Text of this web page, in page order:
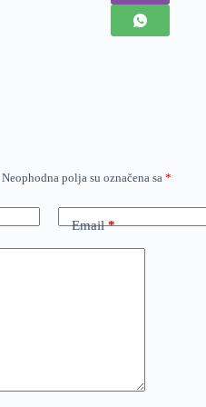
Neophodna polja su označena sa *
Email*